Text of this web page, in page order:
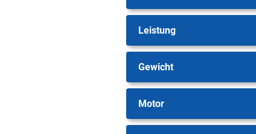
Leistung
Gewicht
Motor